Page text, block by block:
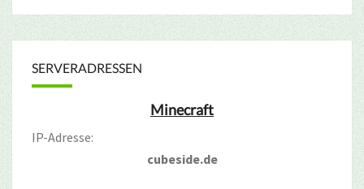
SERVERADRESSEN
Minecraft
IP-Adresse:
cubeside.de